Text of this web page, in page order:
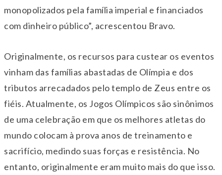
monopolizados pela família imperial e financiados
com dinheiro público”, acrescentou Bravo.
Originalmente, os recursos para custear os eventos
vinham das famílias abastadas de Olímpia e dos
tributos arrecadados pelo templo de Zeus entre os
fiéis. Atualmente, os Jogos Olímpicos são sinônimos
de uma celebração em que os melhores atletas do
mundo colocam à prova anos de treinamento e
sacrifício, medindo suas forças e resistência. No
entanto, originalmente eram muito mais do que isso.